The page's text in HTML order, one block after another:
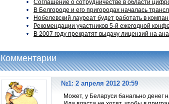
Соглашение о сотрудничестве в области
В Белгороде и его пригородах началась
Нобелевский лауреат будет работать в
Рекомендации участников 5-й ежегодной
В 2007 году прекратят выдачу лицензий на
Комментарии
№1: 2 апреля 2012 20:59
Может, у Беларуси банально денег